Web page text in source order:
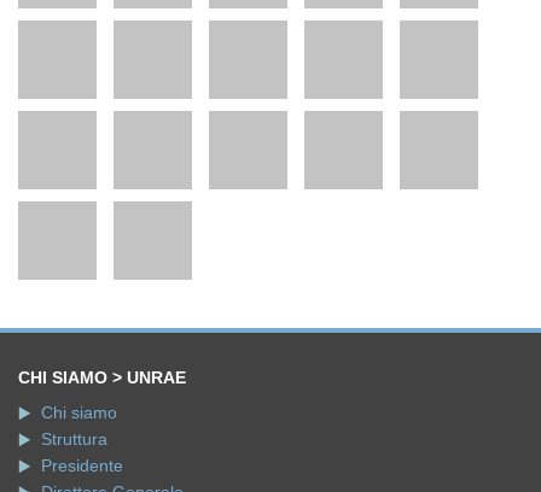
CHI SIAMO > UNRAE
Chi siamo
Struttura
Presidente